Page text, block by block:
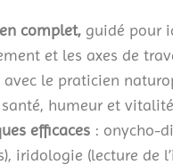
complet, guidé pour
et les axes de
avec le praticien
humeur et
efficaces : onycho-
iridologie (lecture de